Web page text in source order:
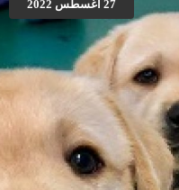
التقيؤ وجع بطن آلام أسفل الظهر
“مقال شامل” الاسباب الكامنة خلف
الكلاب حصى […]
27 أغسطس 2022